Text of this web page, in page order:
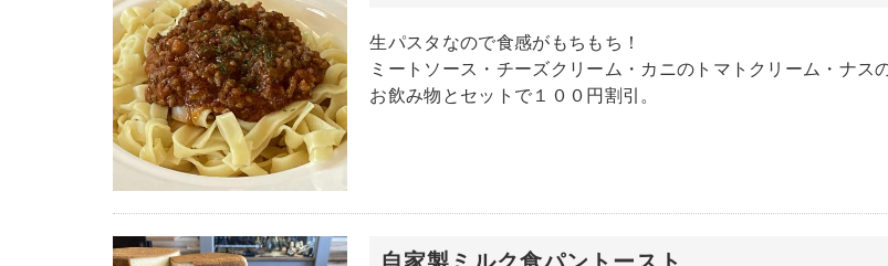
生パスタなので食感がもちもち！
ミートソース・チーズクリーム・カニのトマトクリーム・ナス
お飲み物とセットで１００円割引。